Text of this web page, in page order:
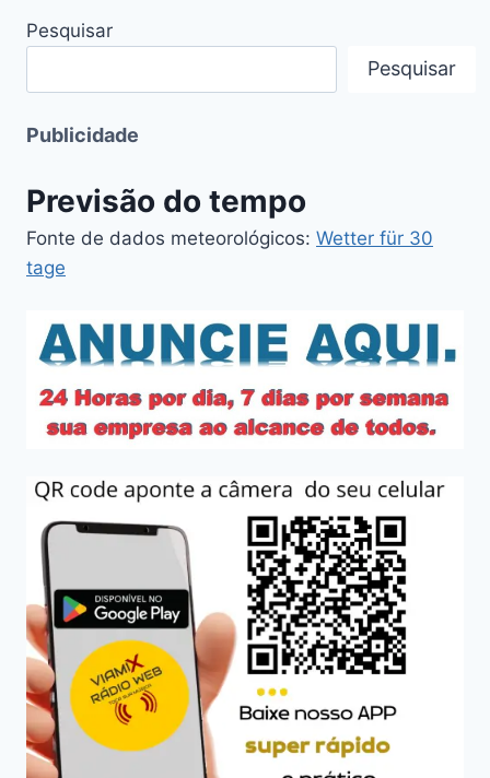
Pesquisar
Pesquisar
Publicidade
Previsão do tempo
Fonte de dados meteorológicos: Wetter für 30
tage